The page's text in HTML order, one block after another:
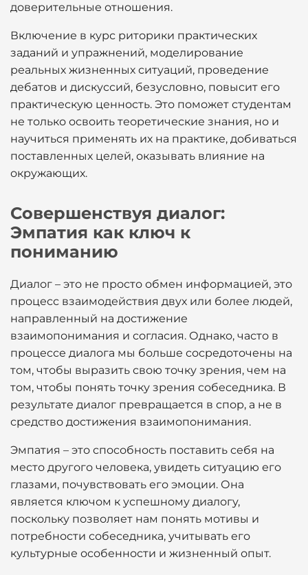
доверительные отношения.
Включение в курс риторики практических
заданий и упражнений, моделирование
реальных жизненных ситуаций, проведение
дебатов и дискуссий, безусловно, повысит его
практическую ценность. Это поможет студентам
не только освоить теоретические знания, но и
научиться применять их на практике, добиваться
поставленных целей, оказывать влияние на
окружающих.
Совершенствуя диалог:
Эмпатия как ключ к
пониманию
Диалог – это не просто обмен информацией, это
процесс взаимодействия двух или более людей,
направленный на достижение
взаимопонимания и согласия. Однако, часто в
процессе диалога мы больше сосредоточены на
том, чтобы выразить свою точку зрения, чем на
том, чтобы понять точку зрения собеседника. В
результате диалог превращается в спор, а не в
средство достижения взаимопонимания.
Эмпатия – это способность поставить себя на
место другого человека, увидеть ситуацию его
глазами, почувствовать его эмоции. Она
является ключом к успешному диалогу,
поскольку позволяет нам понять мотивы и
потребности собеседника, учитывать его
культурные особенности и жизненный опыт.